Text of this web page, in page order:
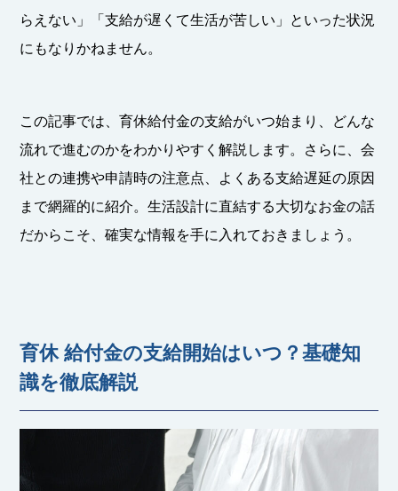
らえない」「支給が遅くて生活が苦しい」といった状況
にもなりかねません。
この記事では、育休給付金の支給がいつ始まり、どんな
流れで進むのかをわかりやすく解説します。さらに、会
社との連携や申請時の注意点、よくある支給遅延の原因
まで網羅的に紹介。生活設計に直結する大切なお金の話
だからこそ、確実な情報を手に入れておきましょう。
育休 給付金の支給開始はいつ？基礎知
識を徹底解説